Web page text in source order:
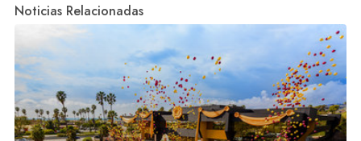
Noticias Relacionadas